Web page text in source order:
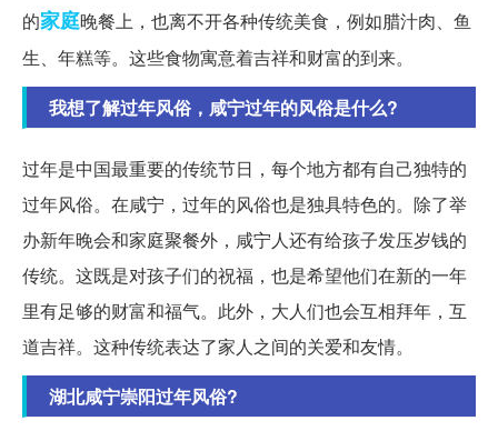
的家庭晚餐上，也离不开各种传统美食，例如腊汁肉、鱼
生、年糕等。这些食物寓意着吉祥和财富的到来。
我想了解过年风俗，咸宁过年的风俗是什么?
过年是中国最重要的传统节日，每个地方都有自己独特的
过年风俗。在咸宁，过年的风俗也是独具特色的。除了举
办新年晚会和家庭聚餐外，咸宁人还有给孩子发压岁钱的
传统。这既是对孩子们的祝福，也是希望他们在新的一年
里有足够的财富和福气。此外，大人们也会互相拜年，互
道吉祥。这种传统表达了家人之间的关爱和友情。
湖北咸宁崇阳过年风俗?